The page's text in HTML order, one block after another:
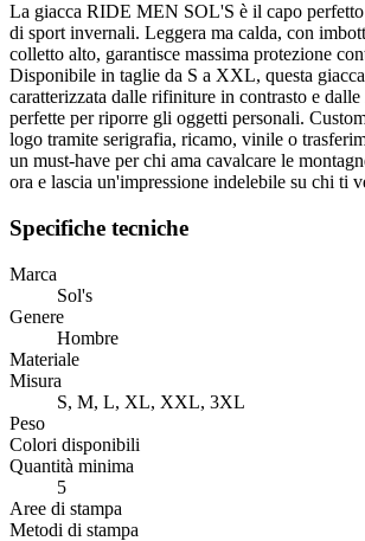
La giacca RIDE MEN SOL'S è il capo perfetto
di sport invernali. Leggera ma calda, con
colletto alto, garantisce massima protezione
Disponibile in taglie da S a XXL, questa
caratterizzata dalle rifiniture in contrasto e dalle
perfette per riporre gli oggetti personali.
logo tramite serigrafia, ricamo, vinile o
un must-have per chi ama cavalcare le
ora e lascia un'impressione indelebile su chi ti
Specifiche tecniche
Marca
Sol's
Genere
Hombre
Materiale
Misura
S, M, L, XL, XXL, 3XL
Peso
Colori disponibili
Quantità minima
5
Aree di stampa
Metodi di stampa